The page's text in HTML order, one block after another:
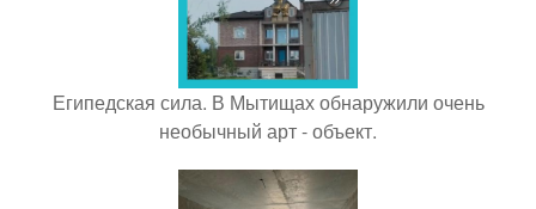
Египедская сила. В Мытищах обнаружили очень
необычный арт - объект.